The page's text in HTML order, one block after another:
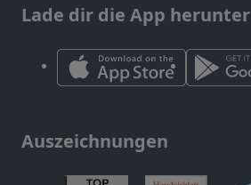
Lade dir die App herunter
Auszeichnungen